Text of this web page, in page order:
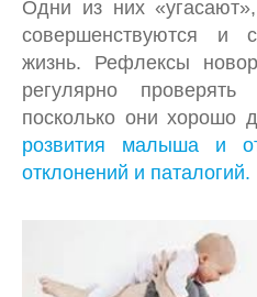
Одни из них
совершенствуются и
жизнь. Рефлексы
регулярно
посколько они хорошо
розвития малыша и
отклонений и паталогий.